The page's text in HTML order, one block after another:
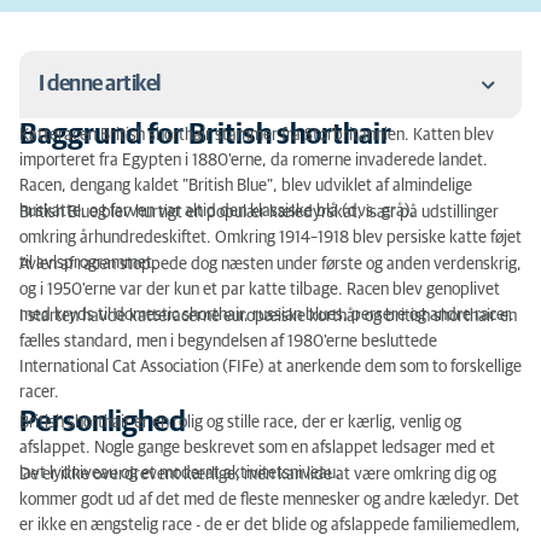
I denne artikel
Baggrund for British shorthair
Personlighed
British shorthair størrelse og vægt
Farve
Pelspleje
Arvelige sygdomme
Foder
Baggrund for British shorthair
Katteracen British shorthair stammer fra Storbritannien. Katten blev
importeret fra Egypten i 1880'erne, da romerne invaderede landet.
Racen, dengang kaldet ”British Blue”, blev udviklet af almindelige
huskatte, og farven var altid den klassiske blå (dvs. grå).
British Blue blev hurtigt en populær kæledyrskat, især på udstillinger
omkring århundredeskiftet. Omkring 1914–1918 blev persiske katte føjet
til avlsprogrammet.
Avlen af racen stoppede dog næsten under første og anden verdenskrig,
og i 1950'erne var der kun et par katte tilbage. Racen blev genoplivet
med kryds til domestic shorthair, russian blues, persere og andre racer.
I starten havde katteracerne europæiske korthår og british shorthair en
fælles standard, men i begyndelsen af 1980'erne besluttede
International Cat Association (FIFe) at anerkende dem som to forskellige
racer.
Personlighed
British shorthair er en rolig og stille race, der er kærlig, venlig og
afslappet. Nogle gange beskrevet som en afslappet ledsager med et
lavt lydniveau og et moderat aktivitetsniveau.
De er ikke overdrevent kærlige, men kan lide at være omkring dig og
kommer godt ud af det med de fleste mennesker og andre kæledyr. Det
er ikke en ængstelig race - de er det blide og afslappede familiemedlem,